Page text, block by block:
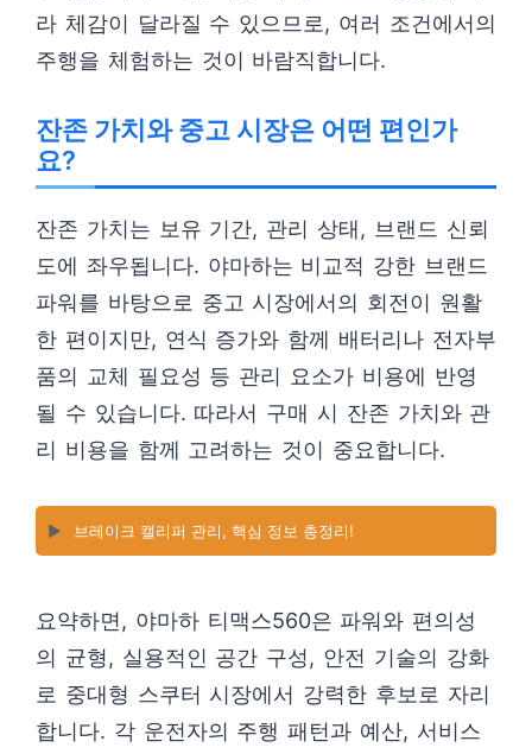
라 체감이 달라질 수 있으므로, 여러 조건에서의
주행을 체험하는 것이 바람직합니다.
잔존 가치와 중고 시장은 어떤 편인가
요?
잔존 가치는 보유 기간, 관리 상태, 브랜드 신뢰
도에 좌우됩니다. 야마하는 비교적 강한 브랜드
파워를 바탕으로 중고 시장에서의 회전이 원활
한 편이지만, 연식 증가와 함께 배터리나 전자부
품의 교체 필요성 등 관리 요소가 비용에 반영
될 수 있습니다. 따라서 구매 시 잔존 가치와 관
리 비용을 함께 고려하는 것이 중요합니다.
▶️ 브레이크 캘리퍼 관리, 핵심 정보 총정리!
요약하면, 야마하 티맥스560은 파워와 편의성
의 균형, 실용적인 공간 구성, 안전 기술의 강화
로 중대형 스쿠터 시장에서 강력한 후보로 자리
합니다. 각 운전자의 주행 패턴과 예산, 서비스